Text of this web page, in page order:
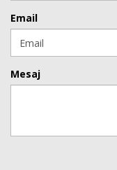
Email
Mesaj